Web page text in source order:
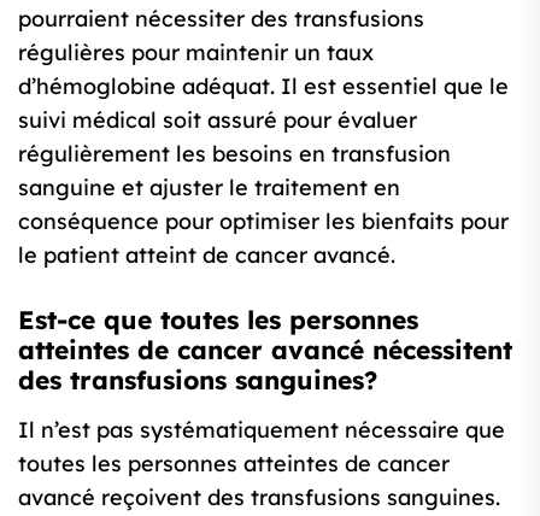
pourraient nécessiter des transfusions
régulières pour maintenir un taux
d’hémoglobine adéquat. Il est essentiel que le
suivi médical soit assuré pour évaluer
régulièrement les besoins en transfusion
sanguine et ajuster le traitement en
conséquence pour optimiser les bienfaits pour
le patient atteint de cancer avancé.
Est-ce que toutes les personnes
atteintes de cancer avancé nécessitent
des transfusions sanguines?
Il n’est pas systématiquement nécessaire que
toutes les personnes atteintes de cancer
avancé reçoivent des transfusions sanguines.